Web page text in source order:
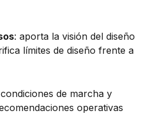
: aporta la visión del diseño
límites de diseño frente a
de marcha y
operativas